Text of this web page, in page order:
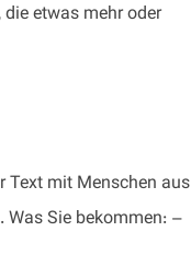
etwas mehr oder
Text mit Menschen aus
Was Sie bekommen: –